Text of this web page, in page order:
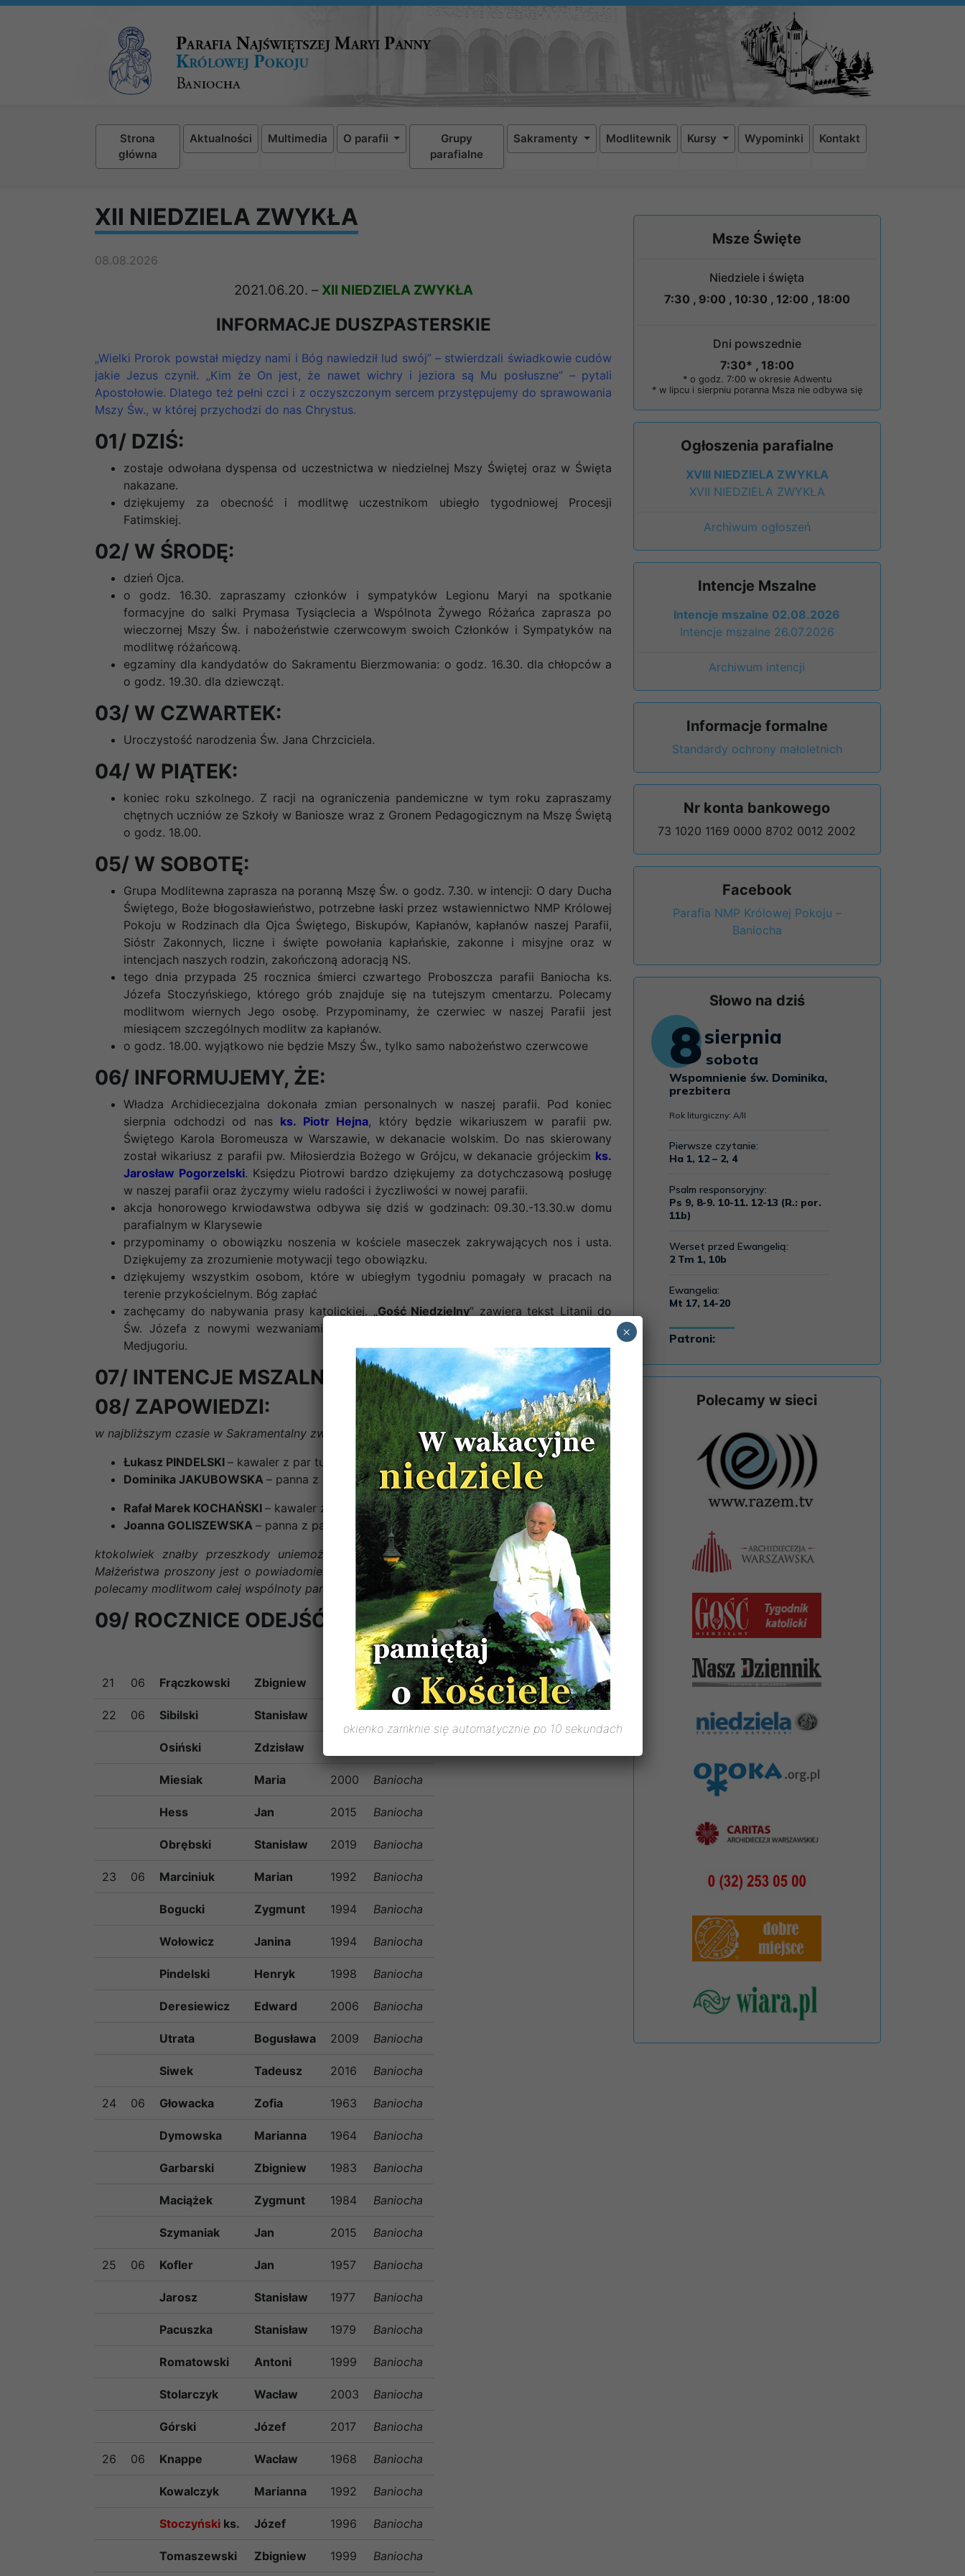
Strona
główna
Aktualności Multimedia O parafii
Grupy
parafialne
Sakramenty Modlitewnik Kursy Wypominki Kontakt
XII NIEDZIELA ZWYKŁA
08.08.2026
2021.06.20. – XII NIEDZIELA ZWYKŁA
INFORMACJE DUSZPASTERSKIE
„Wielki Prorok powstał między nami i Bóg nawiedził lud swój” – stwierdzali świadkowie cudów
jakie Jezus czynił. „Kim że On jest, że nawet wichry i jeziora są Mu posłuszne” – pytali
Apostołowie. Dlatego też pełni czci i z oczyszczonym sercem przystępujemy do sprawowania
Mszy Św., w której przychodzi do nas Chrystus.
01/ DZIŚ:
zostaje odwołana dyspensa od uczestnictwa w niedzielnej Mszy Świętej oraz w Święta
nakazane.
dziękujemy za obecność i modlitwę uczestnikom ubiegło tygodniowej Procesji
Fatimskiej.
02/ W ŚRODĘ:
dzień Ojca.
o godz. 16.30. zapraszamy członków i sympatyków Legionu Maryi na spotkanie
formacyjne do salki Prymasa Tysiąclecia a Wspólnota Żywego Różańca zaprasza po
wieczornej Mszy Św. i nabożeństwie czerwcowym swoich Członków i Sympatyków na
modlitwę różańcową.
egzaminy dla kandydatów do Sakramentu Bierzmowania: o godz. 16.30. dla chłopców a
o godz. 19.30. dla dziewcząt.
03/ W CZWARTEK:
Uroczystość narodzenia Św. Jana Chrzciciela.
04/ W PIĄTEK:
koniec roku szkolnego. Z racji na ograniczenia pandemiczne w tym roku zapraszamy
chętnych uczniów ze Szkoły w Baniosze wraz z Gronem Pedagogicznym na Mszę Świętą
o godz. 18.00.
05/ W SOBOTĘ:
Grupa Modlitewna zaprasza na poranną Mszę Św. o godz. 7.30. w intencji: O dary Ducha
Świętego, Boże błogosławieństwo, potrzebne łaski przez wstawiennictwo NMP Królowej
Pokoju w Rodzinach dla Ojca Świętego, Biskupów, Kapłanów, kapłanów naszej Parafii,
Sióstr Zakonnych, liczne i święte powołania kapłańskie, zakonne i misyjne oraz w
intencjach naszych rodzin, zakończoną adoracją NS.
tego dnia przypada 25 rocznica śmierci czwartego Proboszcza parafii Baniocha ks.
Józefa Stoczyńskiego, którego grób znajduje się na tutejszym cmentarzu. Polecamy
modlitwom wiernych Jego osobę. Przypominamy, że czerwiec w naszej Parafii jest
miesiącem szczególnych modlitw za kapłanów.
o godz. 18.00. wyjątkowo nie będzie Mszy Św., tylko samo nabożeństwo czerwcowe
06/ INFORMUJEMY, ŻE:
Władza Archidiecezjalna dokonała zmian personalnych w naszej parafii. Pod koniec
sierpnia odchodzi od nas ks. Piotr Hejna, który będzie wikariuszem w parafii pw.
Świętego Karola Boromeusza w Warszawie, w dekanacie wolskim. Do nas skierowany
został wikariusz z parafii pw. Miłosierdzia Bożego w Grójcu, w dekanacie grójeckim ks.
Jarosław Pogorzelski. Księdzu Piotrowi bardzo dziękujemy za dotychczasową posługę
w naszej parafii oraz życzymy wielu radości i życzliwości w nowej parafii.
akcja honorowego krwiodawstwa odbywa się dziś w godzinach: 09.30.-13.30.w domu
parafialnym w Klarysewie
przypominamy o obowiązku noszenia w kościele maseczek zakrywających nos i usta.
Dziękujemy za zrozumienie motywacji tego obowiązku.
dziękujemy wszystkim osobom, które w ubiegłym tygodniu pomagały w pracach na
terenie przykościelnym. Bóg zapłać
zachęcamy do nabywania prasy katolickiej. „Gość Niedzielny” zawiera tekst Litanii do
Św. Józefa z nowymi wezwaniami a z gazeta „
Medjugoriu.
07/ INTENCJE MSZALNE:
08/ ZAPOWIEDZI:
w najbliższym czasie w Sakramentalny związek małżeński mają zamiar wstąpić:
Łukasz PINDELSKI – kawaler z par tutejszej.
Dominika JAKUBOWSKA – panna z parafii tutejszej ZAPOWIEDZI: DRUGIE.
Rafał Marek KOCHAŃSKI – kawaler z par. Niep. Poczęcia NMP w Górze Kalwarii.
Joanna GOLISZEWSKA – panna z par tutejszejZAPOWIEDZI: DRUGIE.
ktokolwiek znałby przeszkody uniemożliwiające przyjęcie przez w/w osoby Sakramentu
Małżeństwa proszony jest o powiadomienie o tym kancelarii parafialnej – wymienione osoby
polecamy modlitwom całej wspólnoty parafialnej.
09/ ROCZNICE ODEJŚĆ:
21 06 Frączkowski Zbigniew 2013 Baniocha
22 06 Sibilski Stanisław
Osiński Zdzisław
Miesiak Maria 2000 Baniocha
Hess Jan 2015 Baniocha
Obrębski Stanisław 2019 Baniocha
23 06 Marciniuk Marian 1992 Baniocha
Bogucki Zygmunt 1994 Baniocha
Wołowicz Janina 1994 Baniocha
Pindelski Henryk 1998 Baniocha
Deresiewicz Edward 2006 Baniocha
Utrata Bogusława 2009 Baniocha
Siwek Tadeusz 2016 Baniocha
24 06 Głowacka Zofia 1963 Baniocha
Dymowska Marianna 1964 Baniocha
Garbarski Zbigniew 1983 Baniocha
Maciążek Zygmunt 1984 Baniocha
Szymaniak Jan 2015 Baniocha
25 06 Kofler Jan 1957 Baniocha
Jarosz Stanisław 1977 Baniocha
Pacuszka Stanisław 1979 Baniocha
Romatowski Antoni 1999 Baniocha
Stolarczyk Wacław 2003 Baniocha
Górski Józef 2017 Baniocha
26 06 Knappe Wacław 1968 Baniocha
Kowalczyk Marianna 1992 Baniocha
Stoczyński ks. Józef 1996 Baniocha
Tomaszewski Zbigniew 1999 Baniocha
Msze Święte
Niedziele i święta
7:30 , 9:00 , 10:30 , 12:00 , 18:00
Dni powszednie
7:30* , 18:00
* o godz. 7:00 w okresie Adwentu
* w lipcu i sierpniu poranna Msza nie odbywa się
Ogłoszenia parafialne
XVIII NIEDZIELA ZWYKŁA
XVII NIEDZIELA ZWYKŁA
Archiwum ogłoszeń
Intencje Mszalne
Intencje mszalne 02.08.2026
Intencje mszalne 26.07.2026
Archiwum intencji
Informacje formalne
Standardy ochrony małoletnich
Nr konta bankowego
73 1020 1169 0000 8702 0012 2002
Facebook
Parafia NMP Królowej Pokoju –
Baniocha
Słowo na dziś
Polecamy w sieci
okienko zamknie się automatycznie po 10 sekundach
×